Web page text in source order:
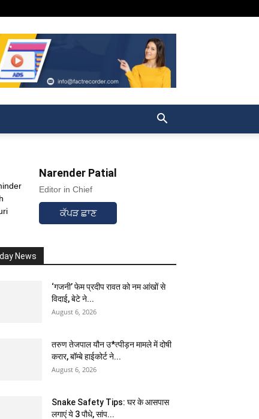
Narender Patial
Editor in Chief
ਕੱਪੜ ਛਾਣ
News
‘गजनी’ फेम प्रदीप रावत को नम आंखों से
विदाई, बेटे ने...
August 6, 2026
तरुण तेजपाल यौन उ*त्पीड़न मामले में दोषी
करार, बॉम्बे हाईकोर्ट ने...
August 6, 2026
Snake Safety Tips: घर के आसपास
लगाएं ये 3 पौधे, सांप...